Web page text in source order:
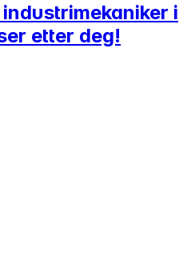
i
etter deg!